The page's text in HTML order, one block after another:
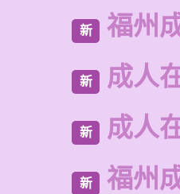
新 福州
新 成人
新 成人
新 福州